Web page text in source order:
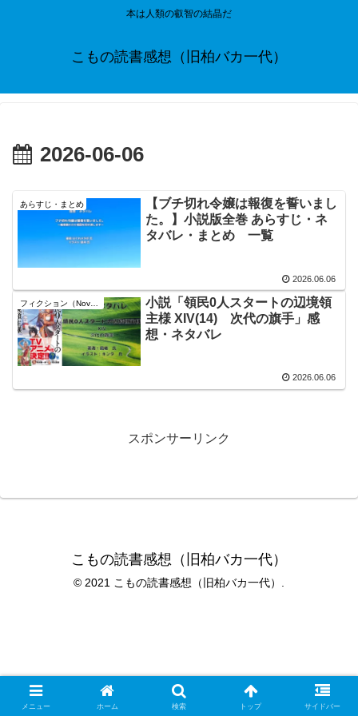
本は人類の叡智の結晶だ
こもの読書感想（旧柏バカ一代）
2026-06-06
あらすじ・まとめ
【ブチ切れ令嬢は報復を誓いまし
た。】小説版全巻 あらすじ・ネ
タバレ・まとめ 一覧
2026.06.06
小説「領民0人スタートの辺境領
主様 XIV(14) 次代の旗手」感
想・ネタバレ
2026.06.06
スポンサーリンク
こもの読書感想（旧柏バカ一代）
© 2021 こもの読書感想（旧柏バカ一代）.
メニュー ホーム 検索 トップ サイドバー